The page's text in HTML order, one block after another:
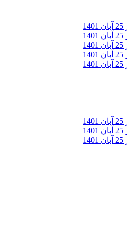
25 آبان 1401
25 آبان 1401
25 آبان 1401
25 آبان 1401
25 آبان 1401
25 آبان 1401
25 آبان 1401
25 آبان 1401